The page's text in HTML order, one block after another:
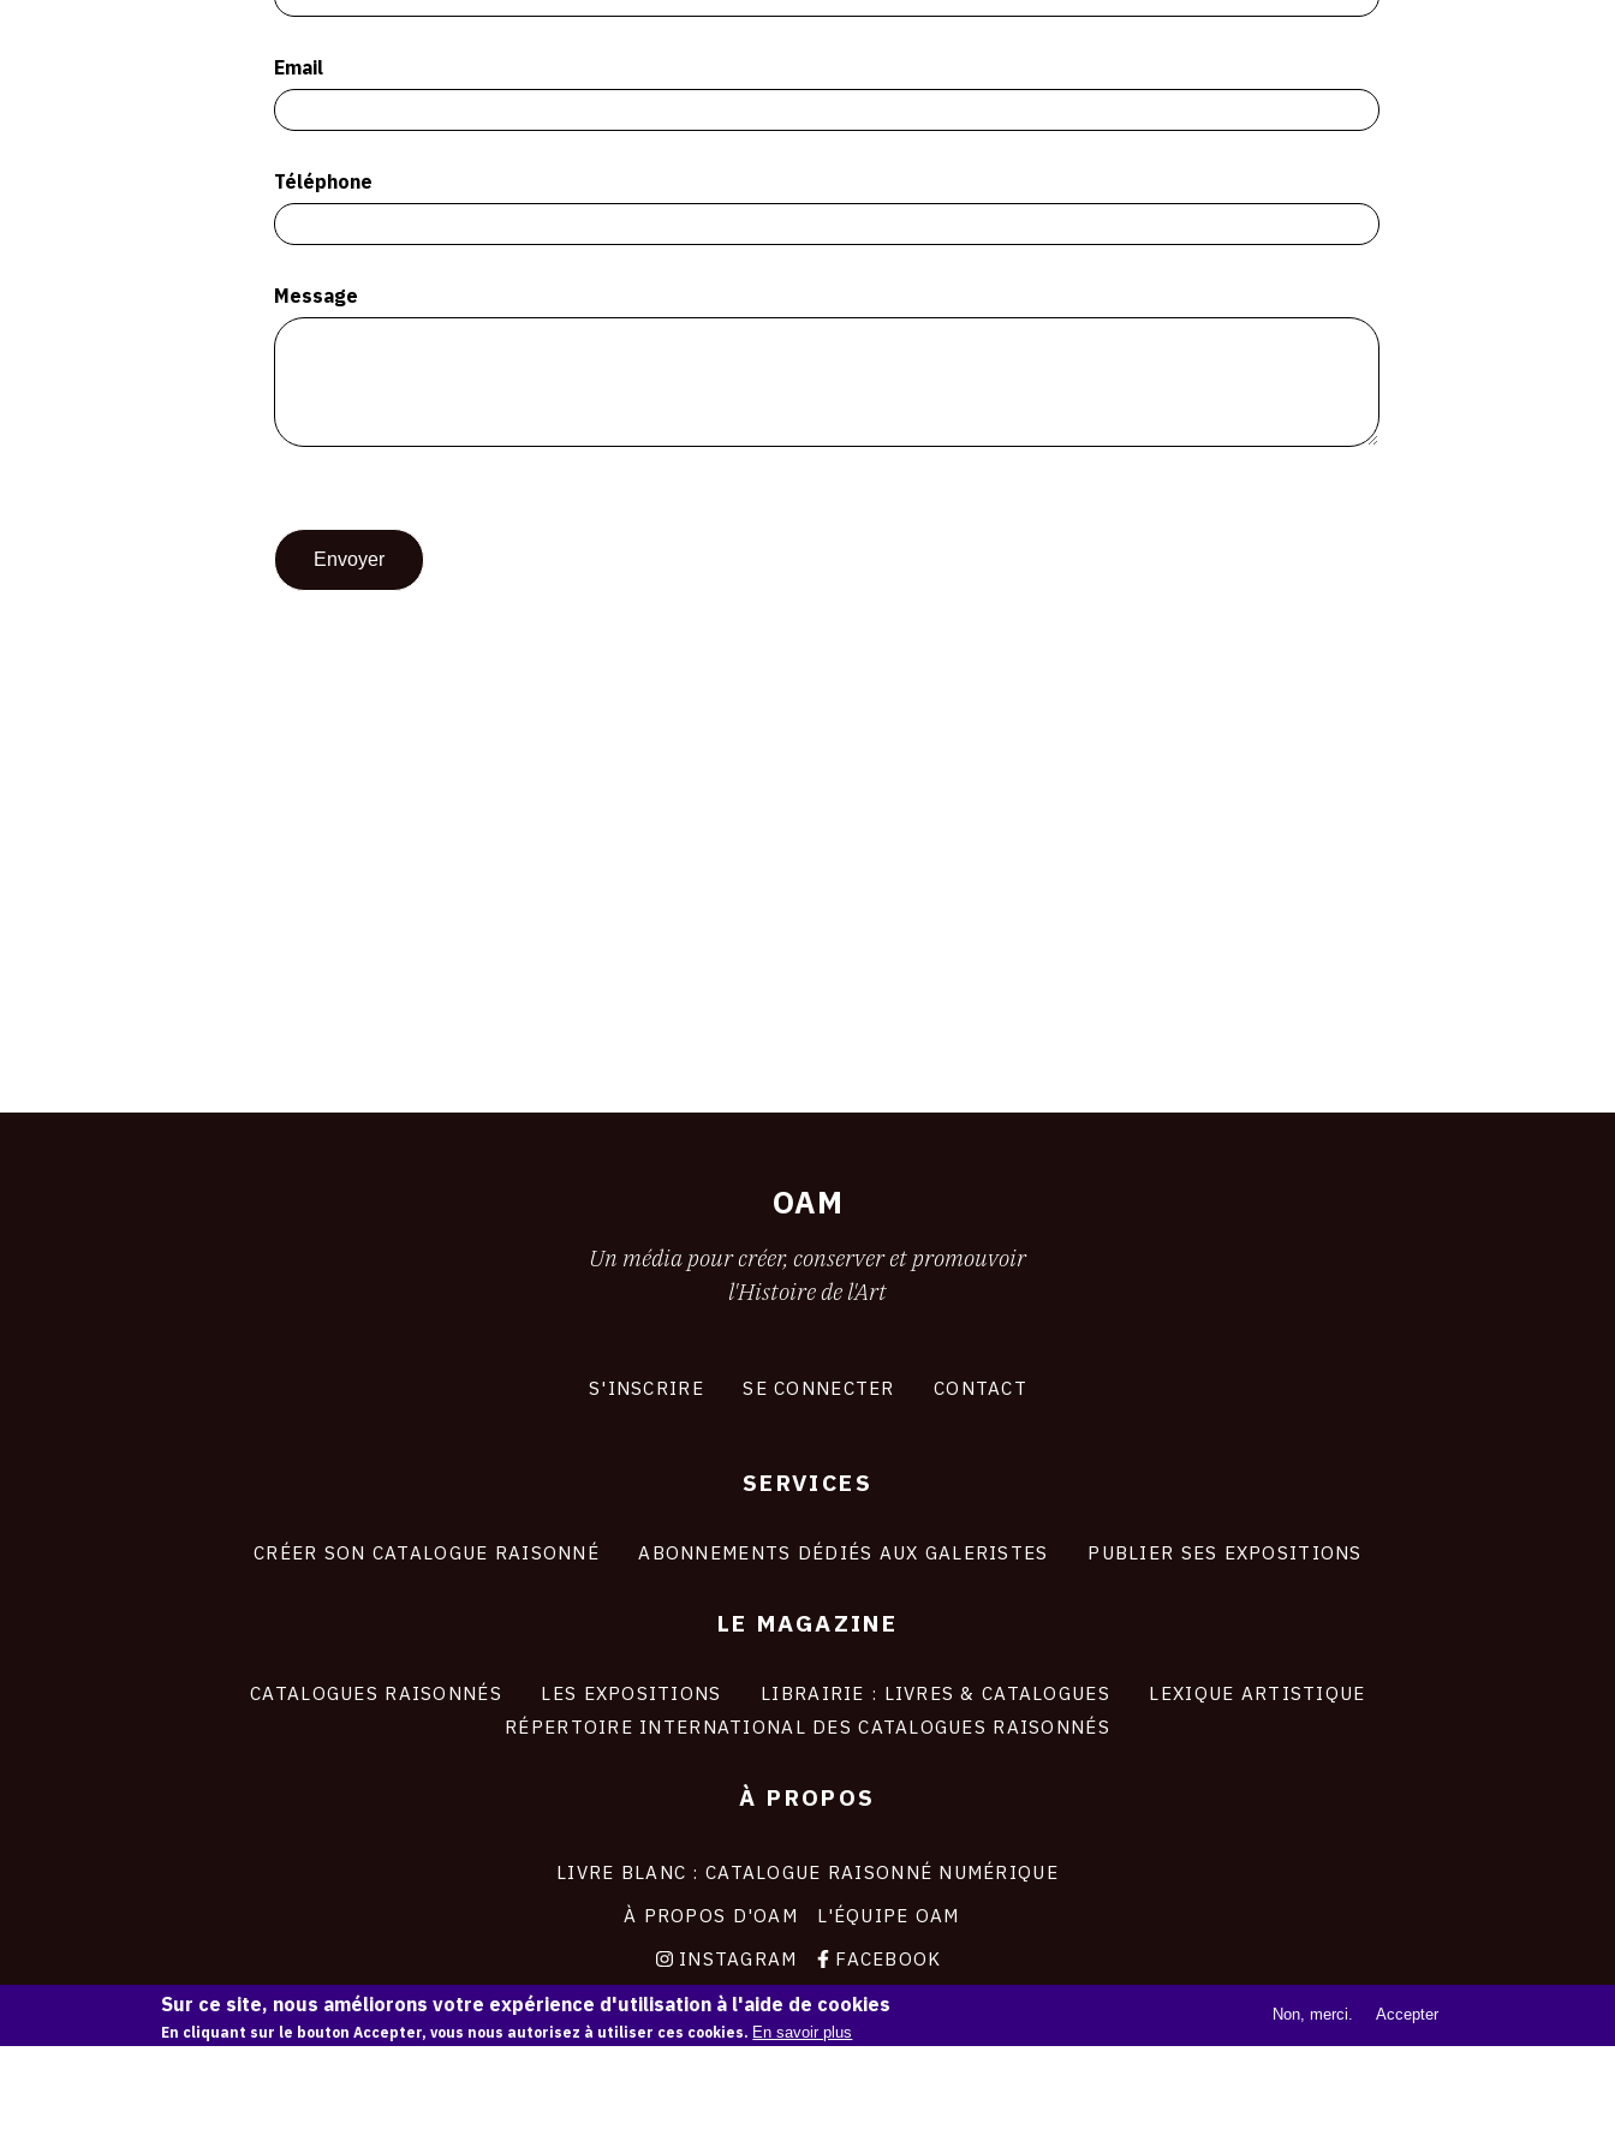
Email
Téléphone
Message
OAM
Un média pour créer, conserver et promouvoir
l'Histoire de l'Art
S'INSCRIRE SE CONNECTER CONTACT
SERVICES
CRÉER SON CATALOGUE RAISONNÉ ABONNEMENTS DÉDIÉS AUX GALERISTES PUBLIER SES EXPOSITIONS
LE MAGAZINE
CATALOGUES RAISONNÉS LES EXPOSITIONS LIBRAIRIE : LIVRES & CATALOGUES
LEXIQUE ARTISTIQUE
RÉPERTOIRE INTERNATIONAL DES CATALOGUES RAISONNÉS
À PROPOS
LIVRE BLANC : CATALOGUE RAISONNÉ NUMÉRIQUE
À PROPOS D'OAM
L'ÉQUIPE OAM
INSTAGRAM
FACEBOOK
CGU
CGV
Sur ce site, nous améliorons votre expérience d'utilisation à l'aide de cookies
En cliquant sur le bouton Accepter, vous nous autorisez à utiliser ces cookies. En savoir plus
Non, merci. Accepter